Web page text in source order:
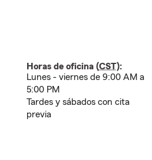
Horas de oficina (CST):
Lunes - viernes de 9:00 AM a
5:00 PM
Tardes y sábados con cita
previa